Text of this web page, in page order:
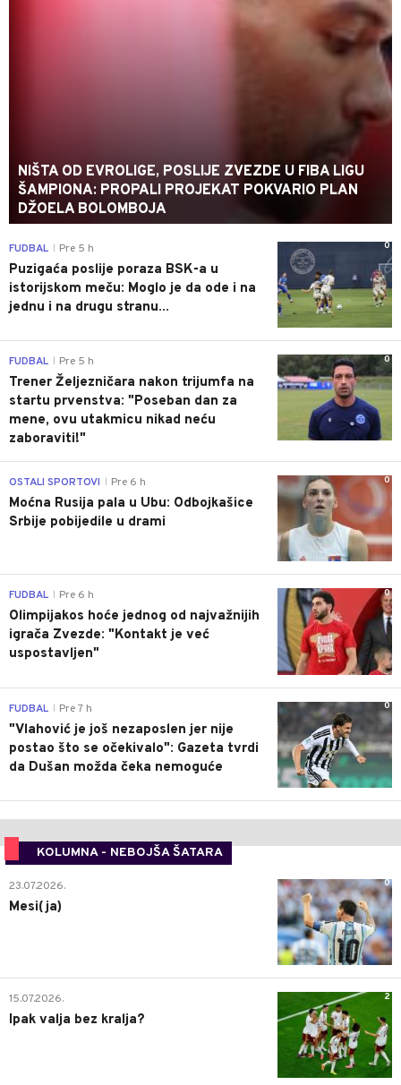
NIŠTA OD EVROLIGE, POSLIJE ZVEZDE U FIBA LIGU
ŠAMPIONA: PROPALI PROJEKAT POKVARIO PLAN
DŽOELA BOLOMBOJA
0
FUDBAL Pre 5 h
Puzigaća poslije poraza BSK-a u
istorijskom meču: Moglo je da ode i na
jednu i na drugu stranu...
0
FUDBAL Pre 5 h
Trener Željezničara nakon trijumfa na
startu prvenstva: "Poseban dan za
mene, ovu utakmicu nikad neću
zaboraviti!"
0
OSTALI SPORTOVI Pre 6 h
Moćna Rusija pala u Ubu: Odbojkašice
Srbije pobijedile u drami
0
FUDBAL Pre 6 h
Olimpijakos hoće jednog od najvažnijih
igrača Zvezde: "Kontakt je već
uspostavljen"
0
FUDBAL Pre 7 h
"Vlahović je još nezaposlen jer nije
postao što se očekivalo": Gazeta tvrdi
da Dušan možda čeka nemoguće
KOLUMNA - NEBOJŠA ŠATARA
0
23.07.2026.
Mesi(ja)
2
15.07.2026.
Ipak valja bez kralja?